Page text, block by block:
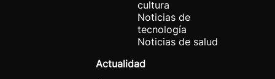
cultura
Noticias de
tecnología
Noticias de salud
Actualidad